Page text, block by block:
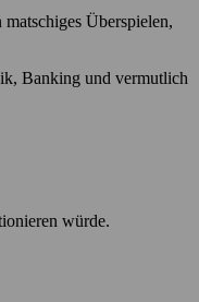
Überspielen,
Banking und vermutlich
würde.